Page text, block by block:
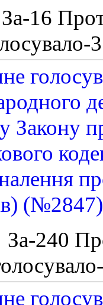
За-16
Закону
(№2847)
За-240